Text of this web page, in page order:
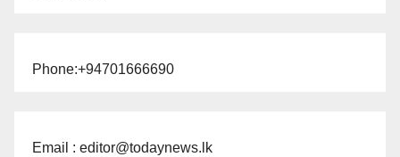
Phone:+94701666690
Email : editor@todaynews.lk